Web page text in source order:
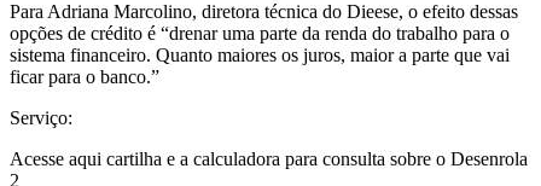
Para Adriana Marcolino, diretora técnica do Dieese, o efeito dessas
opções de crédito é “drenar uma parte da renda do trabalho para o
sistema financeiro. Quanto maiores os juros, maior a parte que vai
ficar para o banco.”
Serviço:
Acesse aqui cartilha e a calculadora para consulta sobre o Desenrola
2